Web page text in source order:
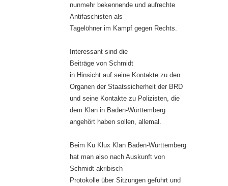
nunmehr bekennende und aufrechte
Antifaschisten als
Tagelöhner im Kampf gegen Rechts.
Interessant sind die
Beiträge von Schmidt
in Hinsicht auf seine Kontakte zu den
Organen der Staatssicherheit der BRD
und seine Kontakte zu Polizisten, die
dem Klan in Baden-Württemberg
angehört haben sollen, allemal.
Beim Ku Klux Klan Baden-Württemberg
hat man also nach Auskunft von
Schmidt akribisch
Protokolle über Sitzungen geführt und